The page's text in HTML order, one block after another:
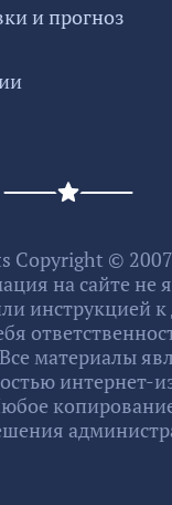
и прогноз
Copyright ©
на сайте не
инструкцией
материалы
интернет-